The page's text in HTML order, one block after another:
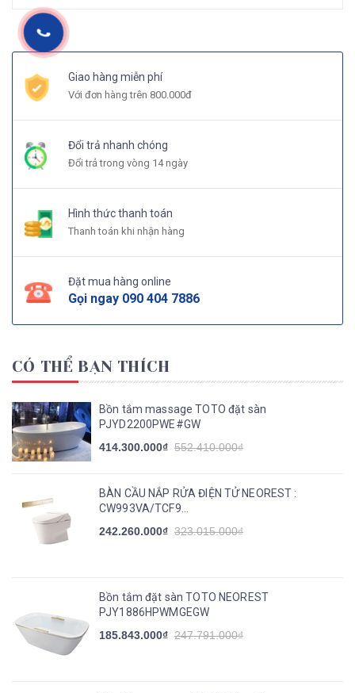
Giao hàng miễn phí
Với đơn hàng trên 800.000đ
Đổi trả nhanh chóng
Đổi trả trong vòng 14 ngày
Hình thức thanh toán
Thanh toán khi nhận hàng
Đặt mua hàng online
Gọi ngay 090 404 7886
CÓ THỂ BẠN THÍCH
Bồn tắm massage TOTO đặt sàn
PJYD2200PWE#GW
414.300.000₫ 552.410.000₫
BÀN CẦU NẮP RỬA ĐIỆN TỬ NEOREST :
CW993VA/TCF9...
242.260.000₫ 323.015.000₫
Bồn tắm đặt sàn TOTO NEOREST
PJY1886HPWMGEGW
185.843.000₫ 247.791.000₫